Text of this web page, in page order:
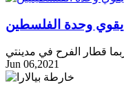
Jun 06,2021